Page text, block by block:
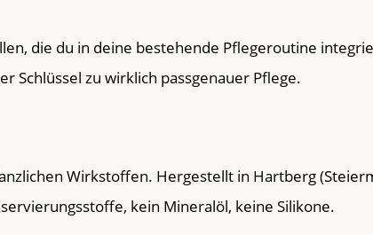
die du in deine bestehende Pflegeroutine
Schlüssel zu wirklich passgenauer Pflege.
Wirkstoffen. Hergestellt in Hartberg
kein Mineralöl, keine Silikone.